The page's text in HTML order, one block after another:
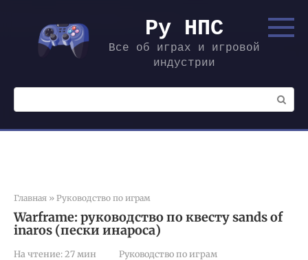
контенту
Ру НПС
Все об играх и игровой
индустрии
Поиск:
Главная » Руководство по играм
Warframe: руководство по квесту sands of
inaros (пески инароса)
На чтение: 27 мин Руководство по играм